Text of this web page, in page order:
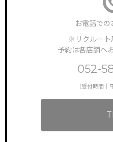
ス
BRAND SALON
NEWS &
INSTAGRAM 公式
お電話での
※リクルート
予約は各店舗へ
052-
（受付時間｜